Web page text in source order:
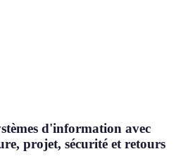
d'information avec
projet, sécurité et retours